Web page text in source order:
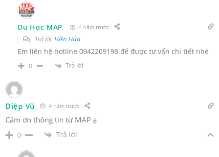
Du Học MAP 4 năm trước
Trả lời Hiền Hứa
Em liên hệ hotline 0942209198 để được tư vấn chi tiết nhé
0 Trả lời
Diệp Vũ 4 năm trước
Cảm ơn thông tin từ MAP ạ
0 Trả lời